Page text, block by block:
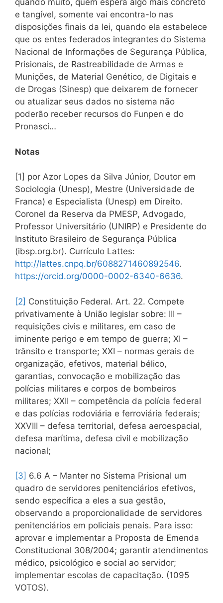
quando muito, quem espera algo mais concreto
e tangível, somente vai encontra-lo nas
disposições finais da lei, quando ela estabelece
que os entes federados integrantes do Sistema
Nacional de Informações de Segurança Pública,
Prisionais, de Rastreabilidade de Armas e
Munições, de Material Genético, de Digitais e
de Drogas (Sinesp) que deixarem de fornecer
ou atualizar seus dados no sistema não
poderão receber recursos do Funpen e do
Pronasci…
Notas
[1] por Azor Lopes da Silva Júnior, Doutor em
Sociologia (Unesp), Mestre (Universidade de
Franca) e Especialista (Unesp) em Direito.
Coronel da Reserva da PMESP, Advogado,
Professor Universitário (UNIRP) e Presidente do
Instituto Brasileiro de Segurança Pública
(ibsp.org.br). Currículo Lattes:
http://lattes.cnpq.br/6088271460892546.
https://orcid.org/0000-0002-6340-6636.
[2] Constituição Federal. Art. 22. Compete
privativamente à União legislar sobre: III –
requisições civis e militares, em caso de
iminente perigo e em tempo de guerra; XI –
trânsito e transporte; XXI – normas gerais de
organização, efetivos, material bélico,
garantias, convocação e mobilização das
polícias militares e corpos de bombeiros
militares; XXII – competência da polícia federal
e das polícias rodoviária e ferroviária federais;
XXVIII – defesa territorial, defesa aeroespacial,
defesa marítima, defesa civil e mobilização
nacional;
[3] 6.6 A – Manter no Sistema Prisional um
quadro de servidores penitenciários efetivos,
sendo específica a eles a sua gestão,
observando a proporcionalidade de servidores
penitenciários em policiais penais. Para isso:
aprovar e implementar a Proposta de Emenda
Constitucional 308/2004; garantir atendimentos
médico, psicológico e social ao servidor;
implementar escolas de capacitação. (1095
VOTOS).